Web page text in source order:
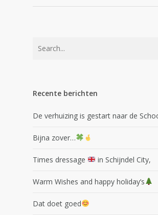
Recente berichten
De verhuizing is gestart naar de
Bijna zover…
Times dressage in Schijndel City,
Warm Wishes and happy holiday’s
Dat doet goed